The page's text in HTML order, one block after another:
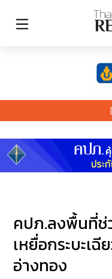
คปภ.ลงพื้นที่ช่
เหยื่อกระบะเฉี
อ่างทอง